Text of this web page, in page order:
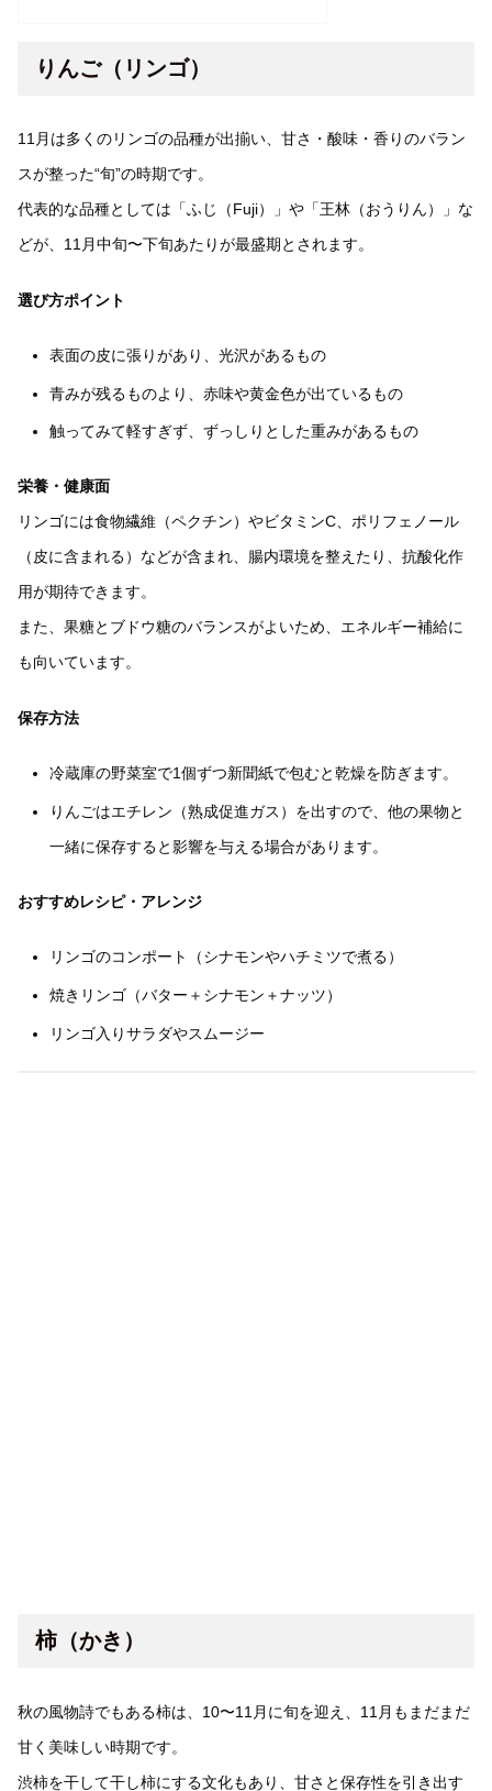
りんご（リンゴ）
11月は多くのリンゴの品種が出揃い、甘さ・酸味・香りのバラン
スが整った“旬”の時期です。
代表的な品種としては「ふじ（Fuji）」や「王林（おうりん）」な
どが、11月中旬〜下旬あたりが最盛期とされます。
選び方ポイント
表面の皮に張りがあり、光沢があるもの
青みが残るものより、赤味や黄金色が出ているもの
触ってみて軽すぎず、ずっしりとした重みがあるもの
栄養・健康面
リンゴには食物繊維（ペクチン）やビタミンC、ポリフェノール
（皮に含まれる）などが含まれ、腸内環境を整えたり、抗酸化作
用が期待できます。
また、果糖とブドウ糖のバランスがよいため、エネルギー補給に
も向いています。
保存方法
冷蔵庫の野菜室で1個ずつ新聞紙で包むと乾燥を防ぎます。
りんごはエチレン（熟成促進ガス）を出すので、他の果物と
一緒に保存すると影響を与える場合があります。
おすすめレシピ・アレンジ
リンゴのコンポート（シナモンやハチミツで煮る）
焼きリンゴ（バター＋シナモン＋ナッツ）
リンゴ入りサラダやスムージー
柿（かき）
秋の風物詩でもある柿は、10〜11月に旬を迎え、11月もまだまだ
甘く美味しい時期です。
渋柿を干して干し柿にする文化もあり、甘さと保存性を引き出す